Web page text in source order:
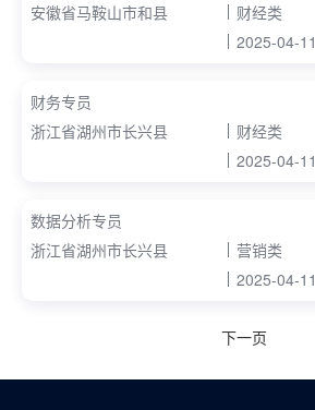
安徽省马鞍山市和县
财经类
2025-04-11
财务专员
浙江省湖州市长兴县
财经类
2025-04-11
数据分析专员
浙江省湖州市长兴县
营销类
2025-04-11
下一页